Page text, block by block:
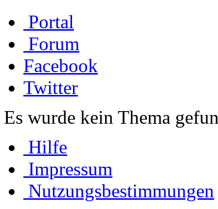
Portal
Forum
Facebook
Twitter
Es wurde kein Thema
Hilfe
Impressum
Nutzungsbestimmungen